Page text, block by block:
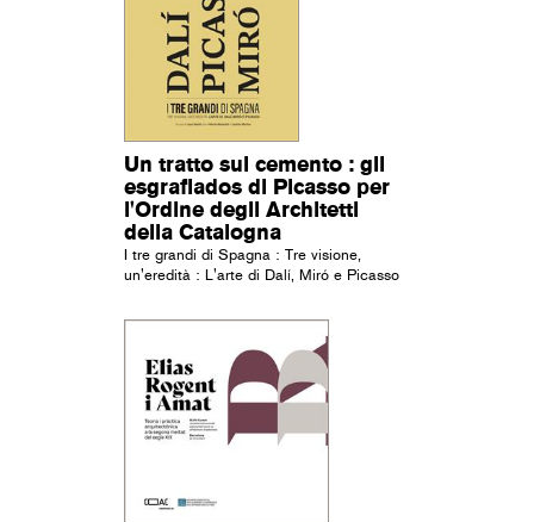
Un tratto sul cemento : gli
esgrafiados di Picasso per
l'Ordine degli Architetti
della Catalogna
I tre grandi di Spagna : Tre visione,
un'eredità : L'arte di Dalí, Miró e Picasso